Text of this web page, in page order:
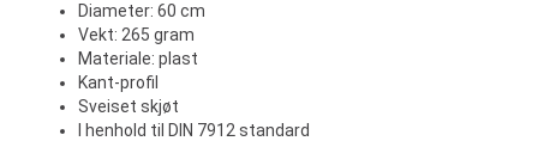
Diameter: 60 cm
Vekt: 265 gram
Materiale: plast
Kant-profil
Sveiset skjøt
I henhold til DIN 7912 standard